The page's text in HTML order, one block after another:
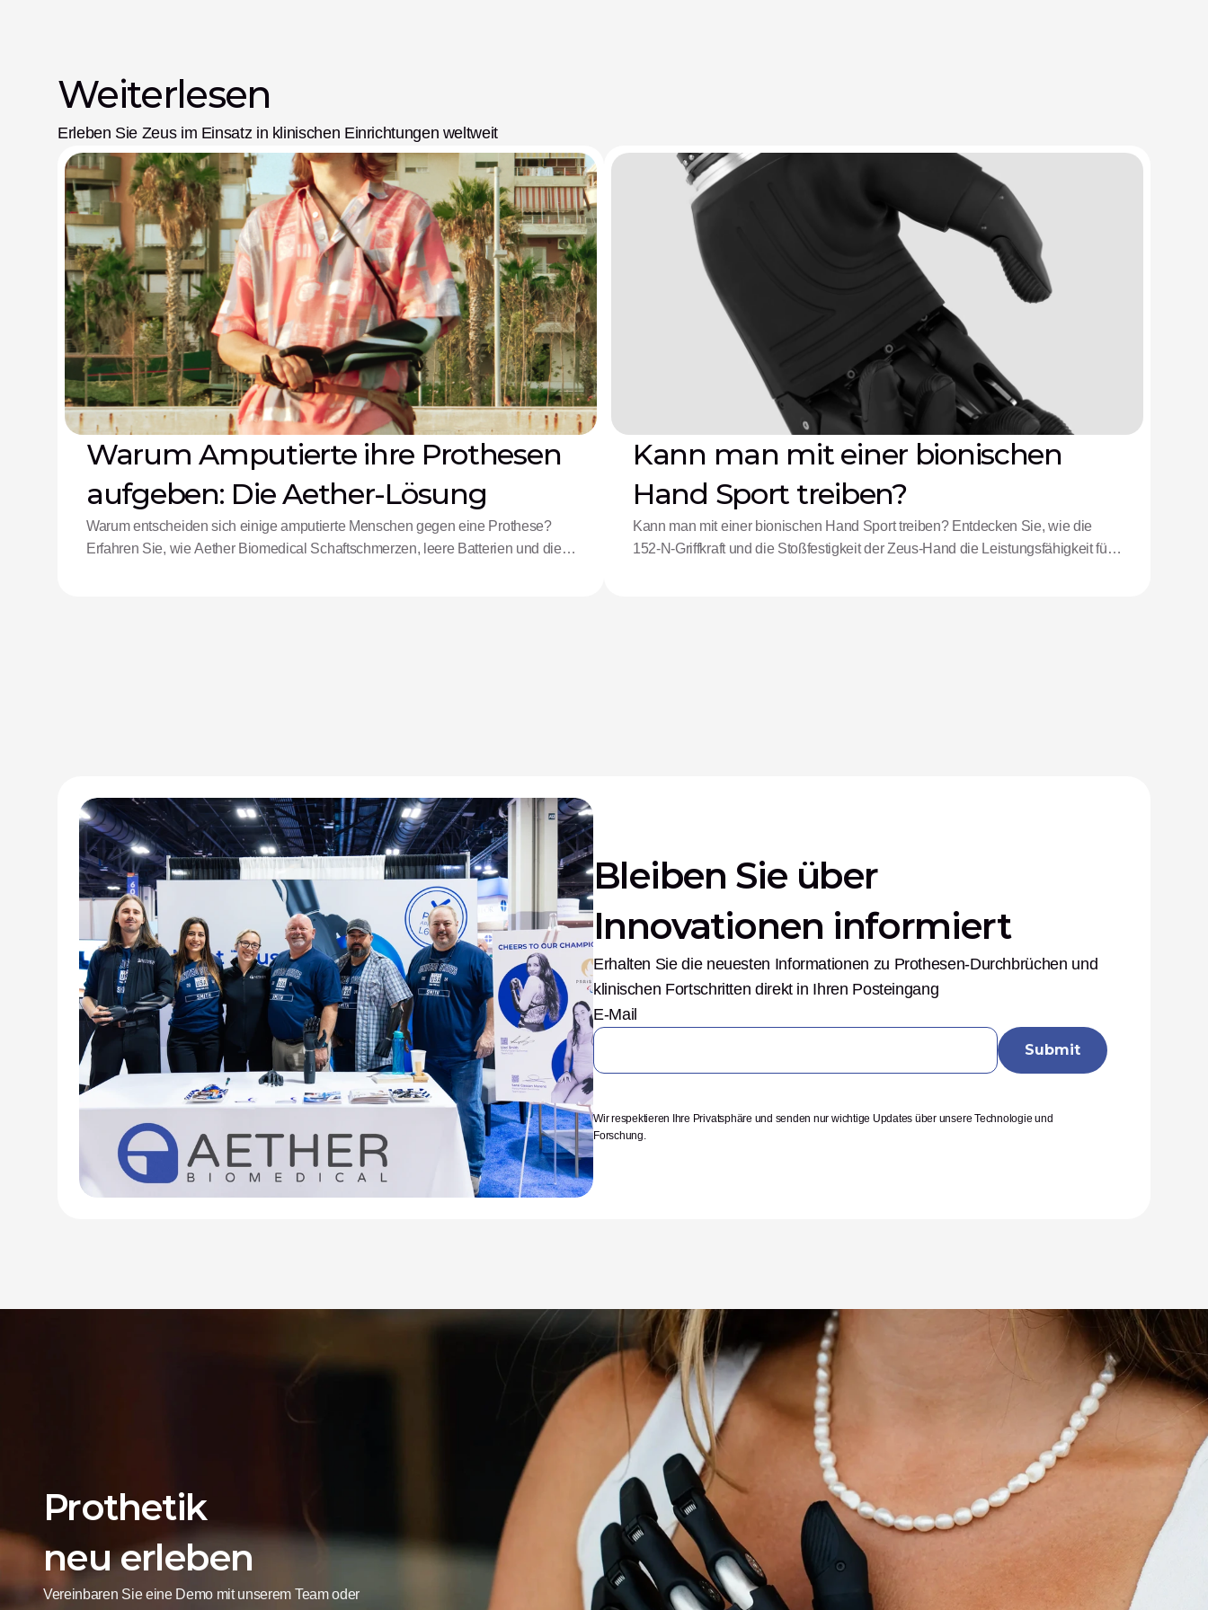
Weiterlesen
Erleben Sie Zeus im Einsatz in klinischen Einrichtungen weltweit
Warum Amputierte ihre Prothesen
aufgeben: Die Aether-Lösung
Warum entscheiden sich einige amputierte Menschen gegen eine Prothese?
Erfahren Sie, wie Aether Biomedical Schaftschmerzen, leere Batterien und die
Kann man mit einer bionischen
Hand Sport treiben?
Kann man mit einer bionischen Hand Sport treiben? Entdecken Sie, wie die
152-N-Griffkraft und die Stoßfestigkeit der Zeus-Hand die Leistungsfähigkeit für
Bleiben Sie über
Innovationen informiert
Erhalten Sie die neuesten Informationen zu Prothesen-Durchbrüchen und
klinischen Fortschritten direkt in Ihren Posteingang
E-Mail
Wir respektieren Ihre Privatsphäre und senden nur wichtige Updates über unsere Technologie und
Forschung.
Prothetik
neu erleben
Vereinbaren Sie eine Demo mit unserem Team oder